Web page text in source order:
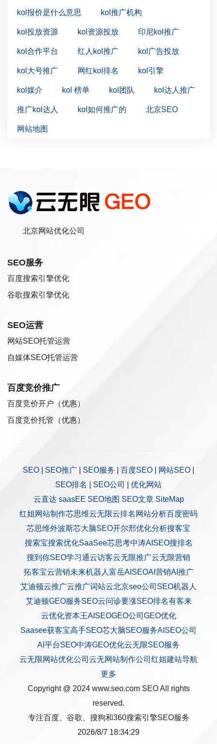
kol报价是什么意思 kol推广机构
kol投放资源 kol资源投放 印尼kol推广
kol合作平台 红人kol推广 kol广告投放
kol大号推广 网红kol排名 kol引擎
kol媒介 kol 榜单 kol团队 kol达人推广
推广kol达人 kol如何推广的 北京SEO
网站地图
北京网站优化公司
SEO服务
百度搜索引擎优化
谷歌搜索引擎优化
SEO运营
网站SEO托管运营
自媒体SEO托管运营
百度竞价推广
百度竞价开户（优惠）
百度竞价托管（优惠）
SEO SEO推广 SEO服务 百度SEO 网站SEO
SEO排名
SEO公司
优化网站
云直达 saasEE SEO地图 SEO文章 SiteMap
红姐网站制作芯思维云无限云排名 网站分析百度密码
芯思维外波斯芯大脑SEO开尔邢优化分析搜客宝
搜索宝搜索优化SaaSee芯思考中涛AISEO搜排名
搜到你SEO学习通云访客云无限推广云无限营销
拓客宝云营销未来机器人 富岳AISEOAI营销AI推广
艾迪顿云推广云推广词站云北京seo公司 SEO机器人
艾迪顿GEO服务SEO云问诊要涨SEO排名有客来
云优化资本王AISEOGEO公司 GEO优化
Saasee获客宝高手SEO芯大脑SEO服务AISEO公司
AI平台SEO中涛GEO优化云无限SEO服务
云无限网站优化公司 云无网站制作公司 红姐建站导航
更多
Copyright @ 2024 www.seo.com SEOAll rights
reserved.
专注百度、谷歌、搜狗和360搜索引擎SEO服务
2026/8/7 18:34:29